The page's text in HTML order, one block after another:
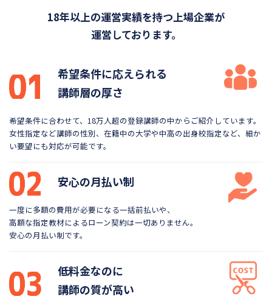
18年以上の運営実績を持つ上場企業が
運営しております。
希望条件に応えられる
講師層の厚さ
希望条件に合わせて、18万人超の登録講師の中から ご紹介しています。
女性指定など講師の性別、在籍中の大学や中高の出身校指定など、細か
い要望にも対応が可能です。
安心の月払い制
一度に多額の費用が必要になる一括前払いや、
高額な指定教材によるローン契約は一切ありません。
安心の月払い制です。
低料金なのに
講師の質が高い